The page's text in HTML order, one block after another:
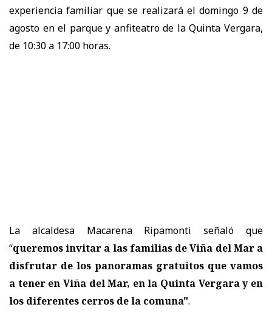
experiencia familiar que se realizará el domingo 9 de
agosto en el parque y anfiteatro de la Quinta Vergara,
de 10:30 a 17:00 horas.
La alcaldesa Macarena Ripamonti señaló que
“queremos invitar a las familias de Viña del Mar a
disfrutar de los panoramas gratuitos que vamos
a tener en Viña del Mar, en la Quinta Vergara y en
los diferentes cerros de la comuna".